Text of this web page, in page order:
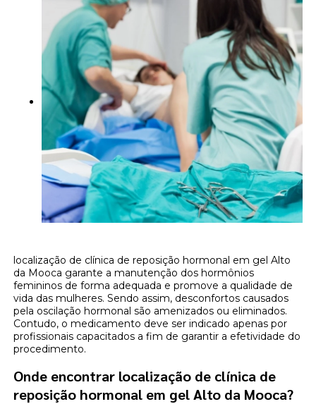
localização de clínica de reposição hormonal em gel Alto
da Mooca garante a manutenção dos hormônios
femininos de forma adequada e promove a qualidade de
vida das mulheres. Sendo assim, desconfortos causados
pela oscilação hormonal são amenizados ou eliminados.
Contudo, o medicamento deve ser indicado apenas por
profissionais capacitados a fim de garantir a efetividade do
procedimento.
Onde encontrar localização de clínica de
reposição hormonal em gel Alto da Mooca?